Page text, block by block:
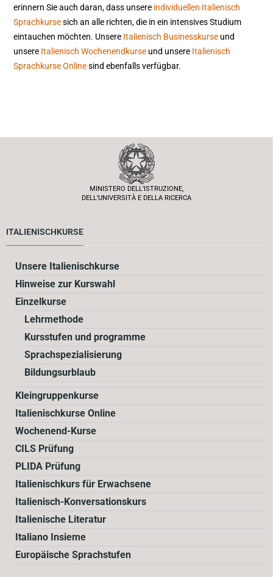
MINISTERO DELL’ISTRUZIONE,
DELL’UNIVERSITÀ E DELLA RICERCA
ITALIENISCHKURSE
Unsere Italienischkurse
Hinweise zur Kurswahl
Einzelkurse
Lehrmethode
Kursstufen und programme
Sprachspezialisierung
Bildungsurblaub
Kleingruppenkurse
Italienischkurse Online
Wochenend-Kurse
CILS Prüfung
PLIDA Prüfung
Italienischkurs für Erwachsene
Italienisch-Konversationskurs
Italienische Literatur
Italiano Insieme
Europäische Sprachstufen
erinnern Sie auch daran, dass unsere individuellen Italienisch
Sprachkursesich an alle richten, die in ein intensives Studium
eintauchen möchten. Unsere Italienisch Businesskurse und
unsere Italienisch Wochenendkurse und unsere Italienisch
Sprachkurse Onlinesind ebenfalls verfügbar.